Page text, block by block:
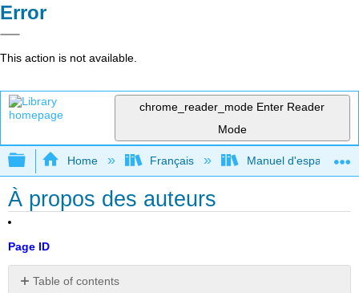
Error
This action is not available.
chrome_reader_mode Enter Reader
Mode
Expand/collapse global hierarchy
Home Français Manuel d'espagnol
À propos des auteurs
Page ID
Table of contents